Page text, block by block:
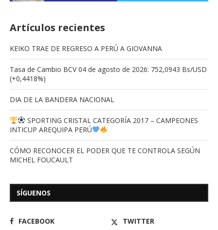
Artículos recientes
KEIKO TRAE DE REGRESO A PERÚ A GIOVANNA
Tasa de Cambio BCV 04 de agosto de 2026: 752,0943 Bs/USD
(+0,4418%)
DIA DE LA BANDERA NACIONAL
SPORTING CRISTAL CATEGORÍA 2017 – CAMPEONES
INTICUP AREQUIPA PERÚ
CÓMO RECONOCER EL PODER QUE TE CONTROLA SEGÚN
MICHEL FOUCAULT
SÍGUENOS
FACEBOOK
TWITTER